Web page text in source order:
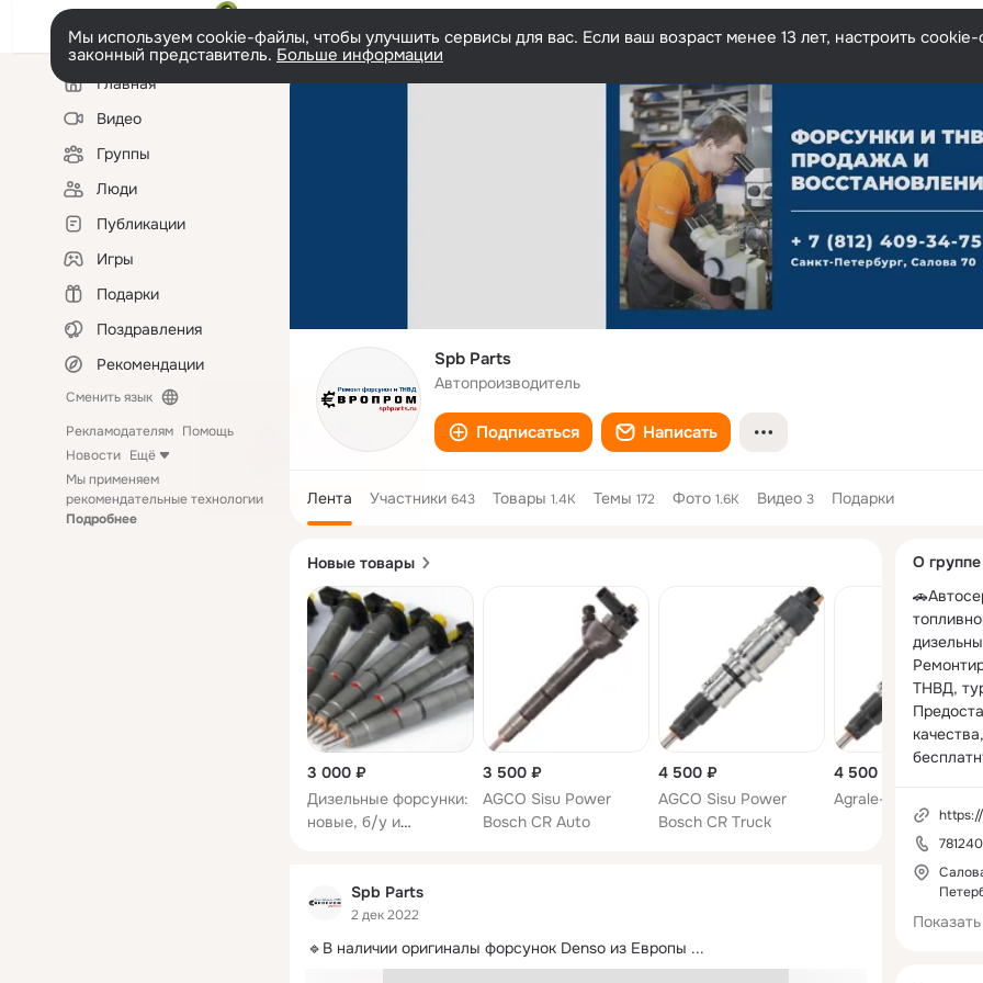
Мы используем cookie-файлы, чтобы улучшить сервисы для вас. Если ваш возраст менее 13 лет, настроить
законный представитель. Больше информации
Левая
колонкаГлавная
Видео
Группы
Люди
Публикации
Игры
Подарки
Поздравления
Рекомендации
Сменить язык
Рекламодателям Помощь
Новости Ещё
Мы применяем
рекомендательные технологии
Подробнее
Spb Parts
Автопроизводитель
Подписаться Написать
Лента Участники 643 Товары 1.4K Темы 172 Фото 1.6K Видео 3 Подарки
Новые товары
3 000 ₽
Дизельные форсунки:
новые, б/у и
3 500 ₽
AGCO Sisu Power
Bosch CR Auto
4 500 ₽
AGCO Sisu Power
Bosch CR Truck
4 500 ₽
Agrale-Deutz 10000
Spb Parts
2 дек 2022
🔹В наличии оригиналы форсунок Denso из Европы ...
колонка
О группе
ТНВД,
У нас вы
купить